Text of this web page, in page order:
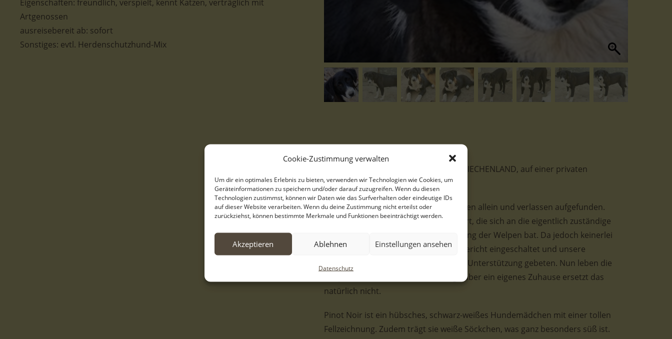
Cookie-Zustimmung verwalten
Um dir ein optimales Erlebnis zu bieten, verwenden wir Technologien wie Cookies, um
Geräteinformationen zu speichern und/oder darauf zuzugreifen. Wenn du diesen
Technologien zustimmst, können wir Daten wie das Surfverhalten oder eindeutige IDs
auf dieser Website verarbeiten. Wenn du deine Zustimmung nicht erteilst oder
zurückziehst, können bestimmte Merkmale und Funktionen beeinträchtigt werden.
Akzeptieren Ablehnen Einstellungen ansehen
Datenschutz
Eigenschaften: freundlich, verspielt, kennt Katzen, verträglich mit
Artgenossen
ausreisebereit ab: sofort
Sonstiges: evtl. Herdenschutzhund-Mix
Pinot Noir, geb. ca. 08/2025, lebt in GRIECHENLAND, auf einer privaten
Pflegestelle
Pinot Noir und ihre Geschwister wurden allein und verlassen aufgefunden.
Umgehend wurde die Polizei informiert, die sich an die eigentlich zuständige
Gemeinde wandte und um die Abholung der Welpen bat. Da jedoch keinerlei
Hilfe erfolgte, wurde schließlich das Gericht eingeschaltet und unsere
griechische Tierschützerin Ioanna um Unterstützung gebeten. Nun leben die
Welpen bei ihr und werden versorgt, aber ein eigenes Zuhause ersetzt das
natürlich nicht.
Pinot Noir ist ein hübsches, schwarz-weißes Hundemädchen mit einer tollen
Fellzeichnung. Zudem trägt sie weiße Söckchen, was ganz besonders süß ist.